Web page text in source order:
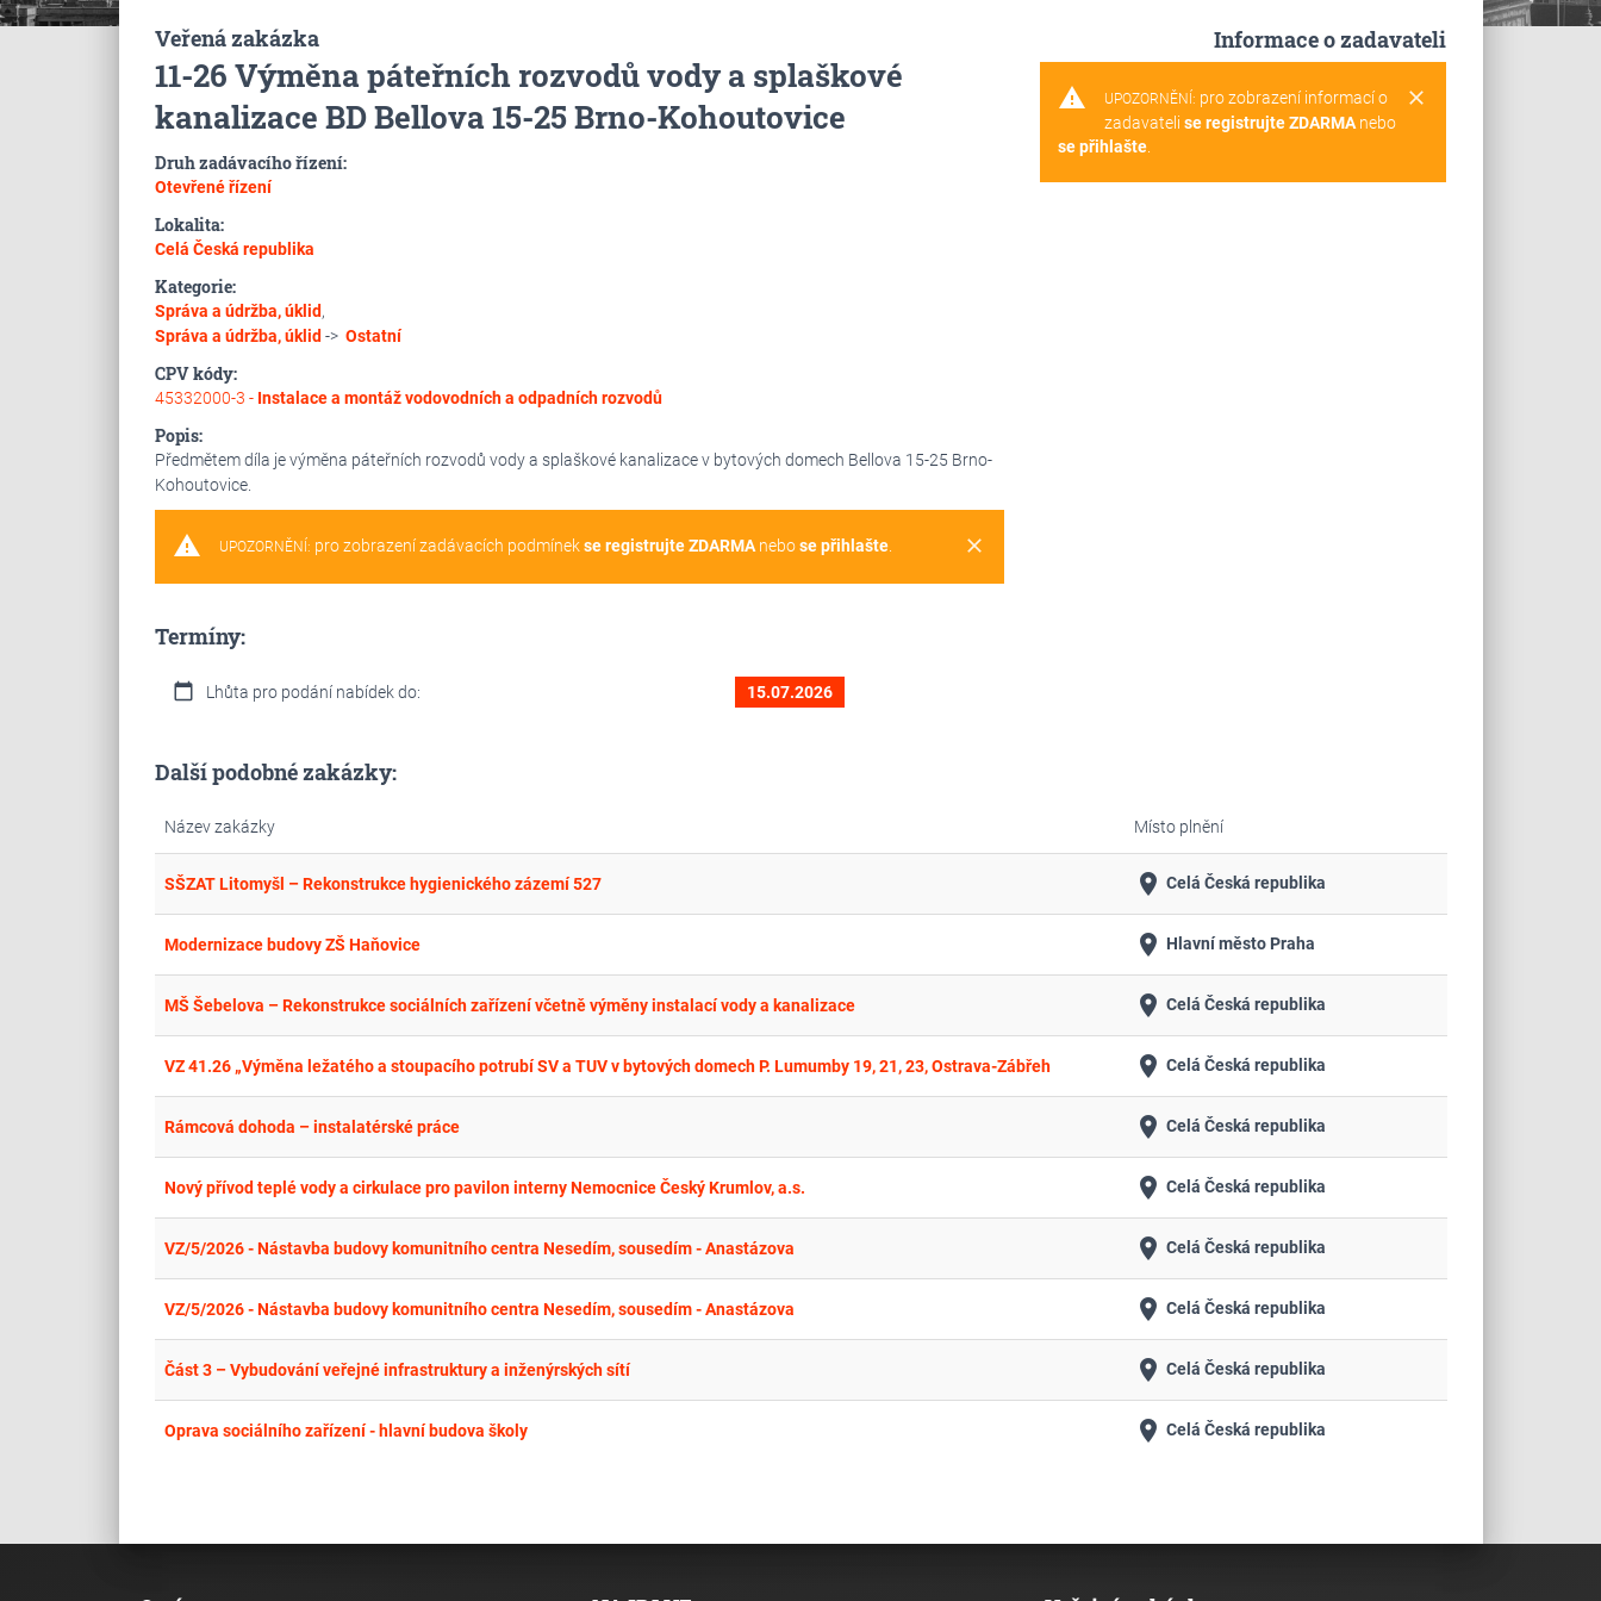
Veřená zakázka
11-26 Výměna páteřních rozvodů vody a splaškové
kanalizace BD Bellova 15-25 Brno-Kohoutovice
Druh zadávacího řízení:
Otevřené řízení
Lokalita:
Celá Česká republika
Kategorie:
Správa a údržba, úklid,
Správa a údržba, úklid -> Ostatní
CPV kódy:
45332000-3 - Instalace a montáž vodovodních a odpadních rozvodů
Popis:
Předmětem díla je výměna páteřních rozvodů vody a splaškové kanalizace v bytových domech Bellova 15-25 Brno-
Kohoutovice.
warning clear
UPOZORNĚNÍ: pro zobrazení zadávacích podmínekse registrujte ZDARMAnebose přihlašte.
Termíny:
calendar_today Lhůta pro podání nabídek do: 15.07.2026
Informace o zadavateli
warning clear
UPOZORNĚNÍ: pro zobrazení informací o
zadavateli se registrujte ZDARMAnebo
se přihlašte.
Další podobné zakázky:
Název zakázky Místo plnění
SŠZAT Litomyšl – Rekonstrukce hygienického zázemí 527 place Celá Česká republika
Modernizace budovy ZŠ Haňovice place Hlavní město Praha
MŠ Šebelova – Rekonstrukce sociálních zařízení včetně výměny instalací vody a kanalizace place Celá Česká republika
VZ 41.26 „Výměna ležatého a stoupacího potrubí SV a TUV v bytových domech P. Lumumby 19, 21, 23, Ostrava-Zábřeh place Celá Česká republika
Rámcová dohoda – instalatérské práce place Celá Česká republika
Nový přívod teplé vody a cirkulace pro pavilon interny Nemocnice Český Krumlov, a.s. place Celá Česká republika
VZ/5/2026 - Nástavba budovy komunitního centra Nesedím, sousedím - Anastázova place Celá Česká republika
VZ/5/2026 - Nástavba budovy komunitního centra Nesedím, sousedím - Anastázova place Celá Česká republika
Část 3 – Vybudování veřejné infrastruktury a inženýrských sítí place Celá Česká republika
Oprava sociálního zařízení - hlavní budova školy place Celá Česká republika